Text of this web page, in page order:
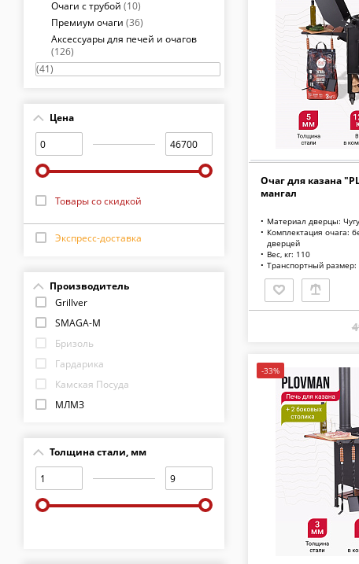
Очаги с трубой (10)
Премиум очаги (36)
Аксессуары для печей и очагов
(126)
(41)
Цена
Товары со скидкой
Экспресс-доставка
Производитель
Grillver
SMAGA-M
Бризоль
Гардарика
Камская Посуда
МЛМЗ
Толщина стали, мм
Очаг для казана
мангал
Материал дверцы:
Комплектация очага:
дверцей
Вес, кг: 110
Транспортный размер:
-33%